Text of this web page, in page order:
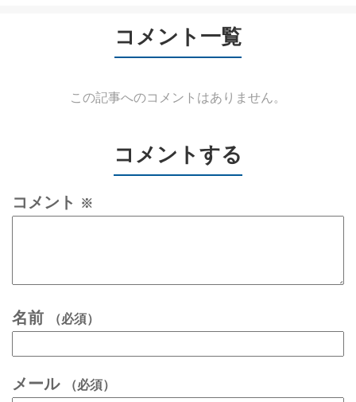
コメント一覧
この記事へのコメントはありません。
コメントする
コメント ※
名前 （必須）
メール （必須）